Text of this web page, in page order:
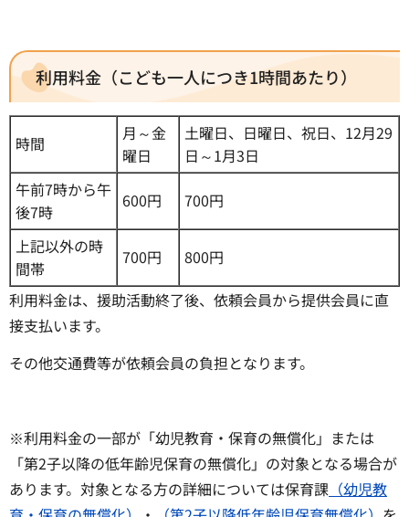
利用料金（こども一人につき1時間あたり）
時間
月～金
曜日
土曜日、日曜日、祝日、12月29
日～1月3日
午前7時から午
後7時
600円 700円
上記以外の時
間帯
700円
800円
利用料金は、援助活動終了後、依頼会員から提供会員に直
接支払います。
その他交通費等が依頼会員の負担となります。
※利用料金の一部が「幼児教育・保育の無償化」または
「第2子以降の低年齢児保育の無償化」の対象となる場合が
あります。対象となる方の詳細については保育課 （幼児教